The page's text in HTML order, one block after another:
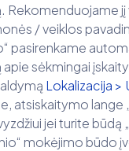
jį
/ veiklos
pasirenkame
sėkmingai
Lokalizacija >
atsiskaitymo
jei turite būdą
mokėjimo būdo